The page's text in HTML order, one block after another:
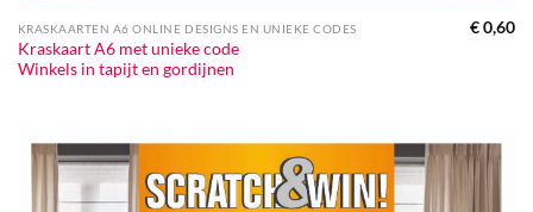
KRASKAARTEN A6 ONLINE DESIGNS EN UNIEKE CODES
Kraskaart A6 met unieke code
Winkels in tapijt en gordijnen
€0,60